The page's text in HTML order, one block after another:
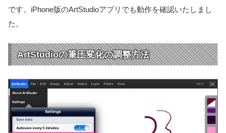
です。iPhone版のArtStudioアプリでも動作を確認いたしまし
た。
ArtStudioの筆圧変化の調整方法